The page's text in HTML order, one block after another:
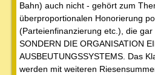
Bahn) auch nicht - gehört zum
überproportionalen Honorierung
(Parteienfinanzierung etc.), die
SONDERN DIE ORGANISATION
AUSBEUTUNGSSYSTEMS. Das
werden mit weiteren